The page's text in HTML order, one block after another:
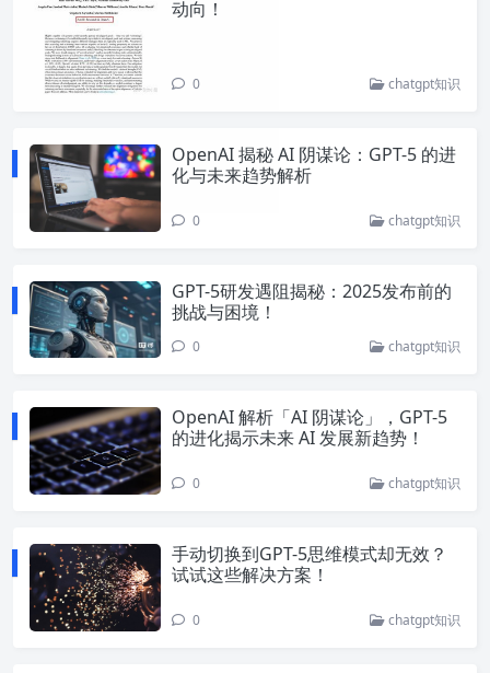
动向！
0 chatgpt知识
OpenAI 揭秘 AI 阴谋论：GPT-5 的进
化与未来趋势解析
0 chatgpt知识
GPT-5研发遇阻揭秘：2025发布前的
挑战与困境！
0 chatgpt知识
OpenAI 解析「AI 阴谋论」，GPT-5
的进化揭示未来 AI 发展新趋势！
0 chatgpt知识
手动切换到GPT-5思维模式却无效？
试试这些解决方案！
0 chatgpt知识